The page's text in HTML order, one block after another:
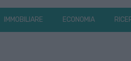
IMMOBILIARE ECONOMIA